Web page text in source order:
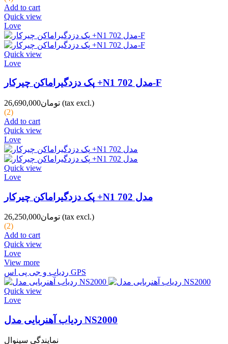
Add to cart
Quick view
Love
Quick view
Love
پک دزدگیراماکن چیرکار +N1 مدل 702-F
تومان26,690,000 (tax excl.)
(2)
Add to cart
Quick view
Love
Quick view
Love
پک دزدگیراماکن چیرکار +N1 مدل 702
تومان26,250,000 (tax excl.)
(2)
Add to cart
Quick view
Love
View more
ردیاب و جی پی اس GPS
Quick view
Love
ردیاب آهنربایی مدل NS2000
نمایندگی سینوال